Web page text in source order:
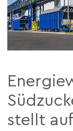
stellt